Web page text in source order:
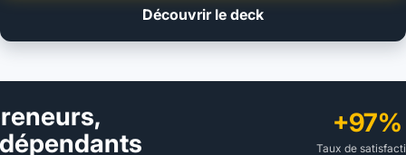
Découvrir le deck